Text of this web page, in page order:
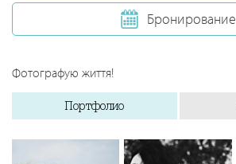
Бронирование
Фотографую життя!
Портфолио